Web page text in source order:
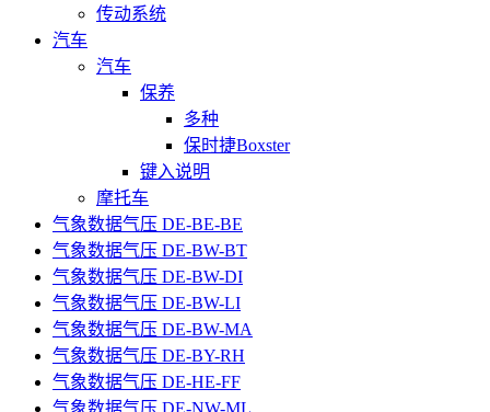
传动系统
汽车
汽车
保养
多种
保时捷Boxster
键入说明
摩托车
气象数据气压 DE-BE-BE
气象数据气压 DE-BW-BT
气象数据气压 DE-BW-DI
气象数据气压 DE-BW-LI
气象数据气压 DE-BW-MA
气象数据气压 DE-BY-RH
气象数据气压 DE-HE-FF